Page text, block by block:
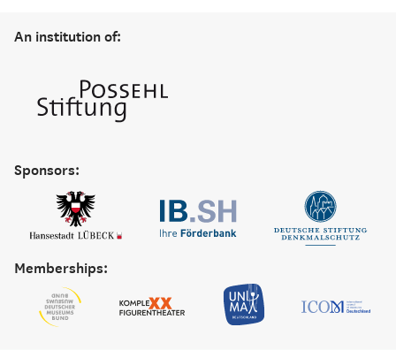
An institution of:
Sponsors:
Memberships: